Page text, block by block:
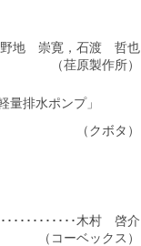
野地 崇寛，石渡 哲也
（荏原製作所）
排水ポンプ」
（クボタ）
････････････木村 啓介
（コーベックス）